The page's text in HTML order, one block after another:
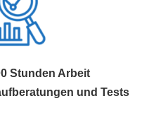
Stunden Arbeit
und Tests